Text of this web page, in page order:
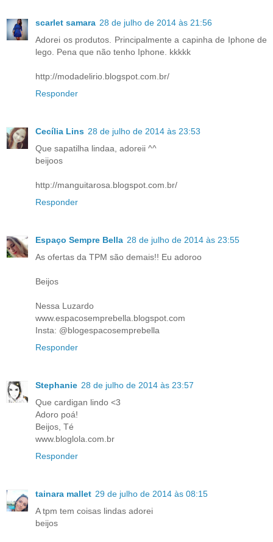
scarlet samara 28 de julho de 2014 às 21:56
Adorei os produtos. Principalmente a capinha de Iphone de
lego. Pena que não tenho Iphone. kkkkk
http://modadelirio.blogspot.com.br/
Responder
Cecília Lins 28 de julho de 2014 às 23:53
Que sapatilha lindaa, adoreii ^^
beijoos
http://manguitarosa.blogspot.com.br/
Responder
Espaço Sempre Bella 28 de julho de 2014 às 23:55
As ofertas da TPM são demais!! Eu adoroo
Beijos
Nessa Luzardo
www.espacosemprebella.blogspot.com
Insta: @blogespacosemprebella
Responder
Stephanie 28 de julho de 2014 às 23:57
Que cardigan lindo <3
Adoro poá!
Beijos, Té
www.bloglola.com.br
Responder
tainara mallet 29 de julho de 2014 às 08:15
A tpm tem coisas lindas adorei
beijos